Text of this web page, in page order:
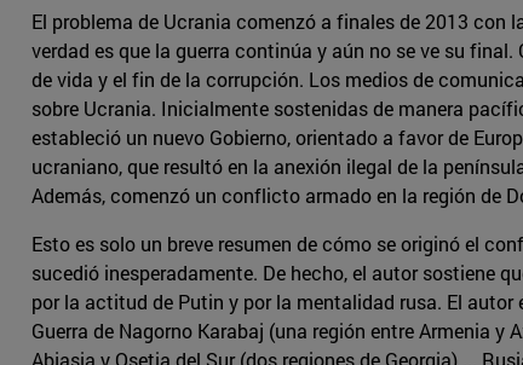
El problema de Ucrania comenzó a finales de 2013 con
verdad es que la guerra continúa y aún no se ve su
de vida y el fin de la corrupción. Los medios de
sobre Ucrania. Inicialmente sostenidas de manera
estableció un nuevo Gobierno, orientado a favor de
ucraniano, que resultó en la anexión ilegal de la
Además, comenzó un conflicto armado en la región de
Esto es solo un breve resumen de cómo se originó el
sucedió inesperadamente. De hecho, el autor sostiene
por la actitud de Putin y por la mentalidad rusa. El
Guerra de Nagorno Karabaj (una región entre Armenia
Abjasia y Osetia del Sur (dos regiones de Georgia) ...